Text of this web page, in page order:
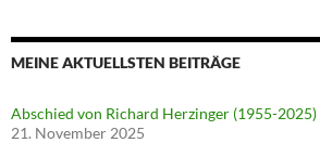
MEINE AKTUELLSTEN BEITRÄGE
Abschied von Richard Herzinger (1955-2025)
21. November 2025